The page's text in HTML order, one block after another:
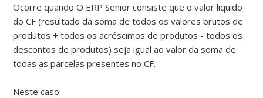
Ocorre quando O ERP Senior consiste que o valor liquido
do CF (resultado da soma de todos os valores brutos de
produtos + todos os acréscimos de produtos - todos os
descontos de produtos) seja igual ao valor da soma de
todas as parcelas presentes no CF.
Neste caso: